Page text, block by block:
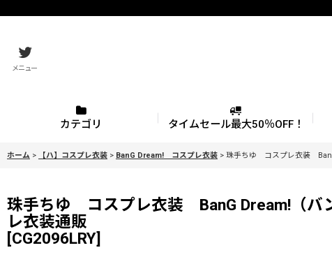
メニュー
カテゴリ タイムセール最大50％OFF！
ホーム > 【ハ】コスプレ衣装 > BanG Dream! コスプレ衣装 > 珠手ちゆ コスプレ衣装
珠手ちゆ コスプレ衣装 BanG Dream!（
レ衣装通販
[CG2096LRY]